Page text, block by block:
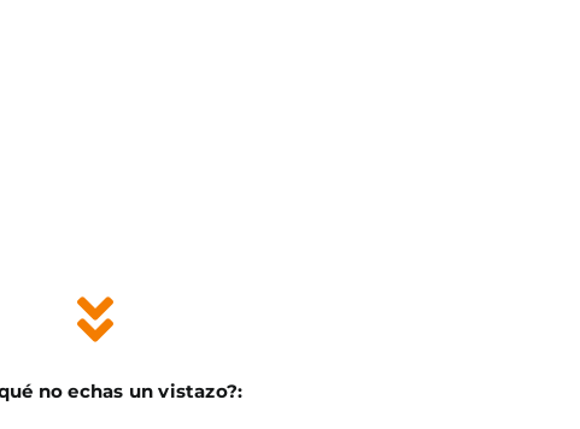
no echas un vistazo?: